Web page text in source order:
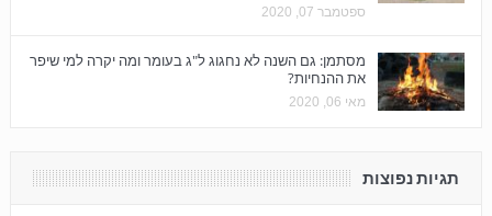
ספטמבר 07, 2020
מסתמן: גם השנה לא נחגוג ל"ג בעומר ומה יקרה למי שיפר
את ההנחיות?
מאי 06, 2020
תגיות נפוצות